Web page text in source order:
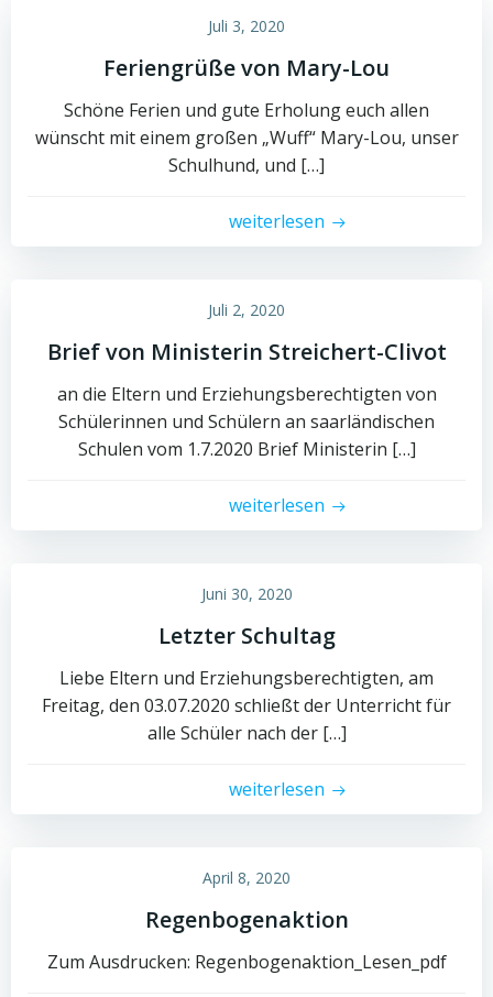
Juli 3, 2020
Feriengrüße von Mary-Lou
Schöne Ferien und gute Erholung euch allen
wünscht mit einem großen „Wuff“ Mary-Lou, unser
Schulhund, und […]
weiterlesen
Juli 2, 2020
Brief von Ministerin Streichert-Clivot
an die Eltern und Erziehungsberechtigten von
Schülerinnen und Schülern an saarländischen
Schulen vom 1.7.2020 Brief Ministerin […]
weiterlesen
Juni 30, 2020
Letzter Schultag
Liebe Eltern und Erziehungsberechtigten, am
Freitag, den 03.07.2020 schließt der Unterricht für
alle Schüler nach der […]
weiterlesen
April 8, 2020
Regenbogenaktion
Zum Ausdrucken: Regenbogenaktion_Lesen_pdf